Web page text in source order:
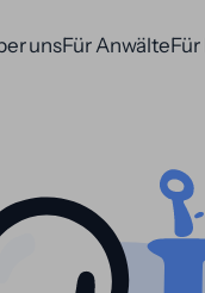
unsFür Anwälte